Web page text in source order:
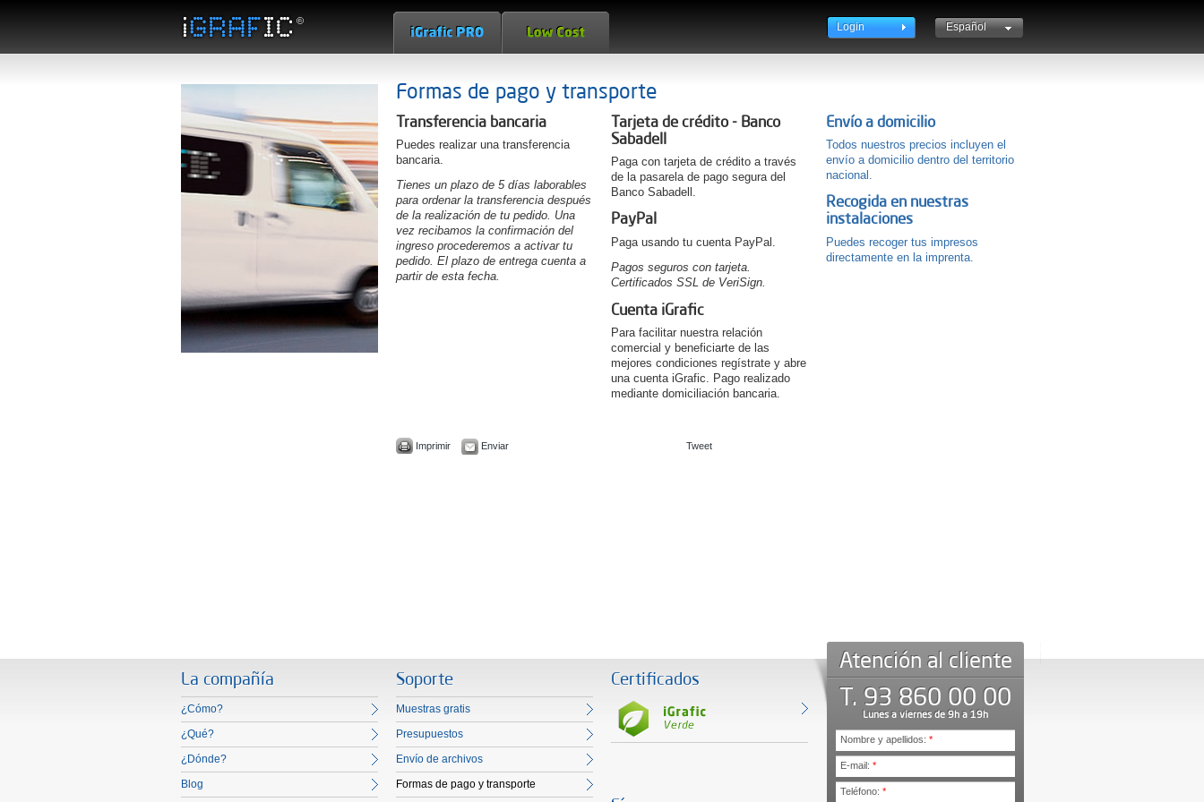
Login
Español
Formas de pago y transporte
Transferencia bancaria
Puedes realizar una transferencia
bancaria.
Tienes un plazo de 5 días laborables
para ordenar la transferencia después
de la realización de tu pedido. Una
vez recibamos la confirmación del
ingreso procederemos a activar tu
pedido. El plazo de entrega cuenta a
partir de esta fecha.
Tarjeta de crédito - Banco
Sabadell
Paga con tarjeta de crédito a través
de la pasarela de pago segura del
Banco Sabadell.
PayPal
Paga usando tu cuenta PayPal.
Pagos seguros con tarjeta.
Certificados SSL de VeriSign.
Cuenta iGrafic
Para facilitar nuestra relación
comercial y beneficiarte de las
mejores condiciones regístrate y abre
una cuenta iGrafic. Pago realizado
mediante domiciliación bancaria.
Envío a domicilio
Todos nuestros precios incluyen el
envío a domicilio dentro del territorio
nacional.
Recogida en nuestras
instalaciones
Puedes recoger tus impresos
directamente en la imprenta.
Imprimir Enviar Tweet
Atención al cliente
T. 93 860 00 00
Lunes a viernes de 9h a 19h
Nombre y apellidos: *
E-mail: *
Teléfono: *
La compañía
¿Cómo?
¿Qué?
¿Dónde?
Blog
Soporte
Muestras gratis
Presupuestos
Envío de archivos
Formas de pago y transporte
Certificados